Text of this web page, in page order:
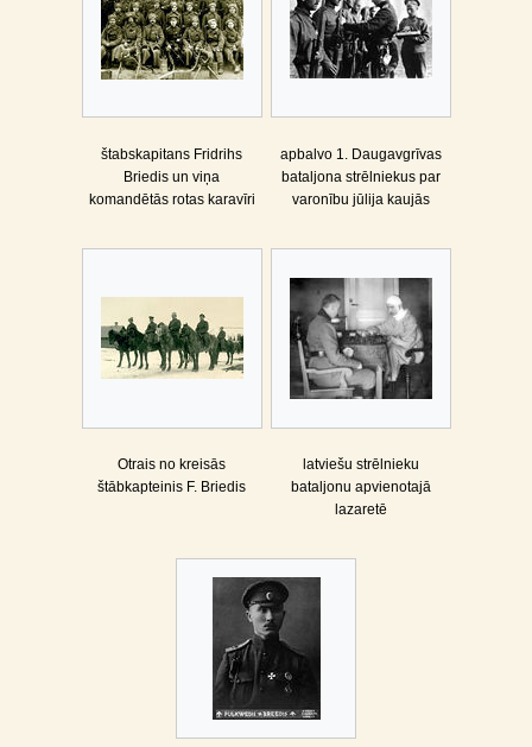
štabskapitans Fridrihs
Briedis un viņa
komandētās rotas karavīri
apbalvo 1. Daugavgrīvas
bataljona strēlniekus par
varonību jūlija kaujās
Otrais no kreisās
štābkapteinis F. Briedis
latviešu strēlnieku
bataljonu apvienotajā
lazaretē